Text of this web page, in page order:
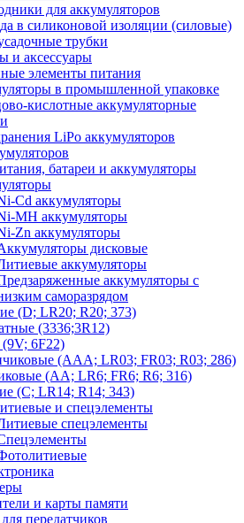
для аккумуляторов
в силиконовой изоляции (силовые)
трубки
и аксессуары
элементы питания
в промышленной упаковке
кислотные аккумуляторные
LiPo аккумуляторов
батареи и аккумуляторы
Cd аккумуляторы
MH аккумуляторы
Zn аккумуляторы
дисковые
аккумуляторы
аккумуляторы с
саморазрядом
(D; LR20; R20; 373)
(3336;3R12)
6F22)
(AAA; LR03; FR03; R03; 286)
(AA; LR6; FR6; R6; 316)
(C; LR14; R14; 343)
и спецэлементы
спецэлементы
и карты памяти
передатчиков